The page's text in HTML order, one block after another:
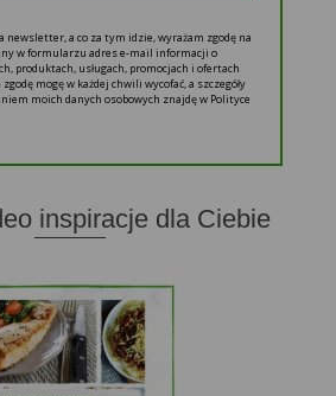
newsletter, a co za tym idzie, wyrażam zgodę na
w formularzu adres e-mail informacji o
produktach, usługach, promocjach i ofertach
mogę w każdej chwili wycofać, a szczegóły
moich danych osobowych znajdę w Polityce
inspiracje dla Ciebie